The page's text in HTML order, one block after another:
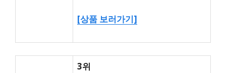
[상품 보러가기]
3위